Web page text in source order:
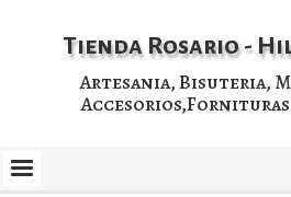
Tienda Rosario -
Artesania, Bisuteria,
Accesorios,Fornituras